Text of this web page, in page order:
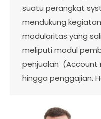
suatu perangkat
mendukung
modularitas yang
meliputi modul
penjualan (Account
hingga penggajian.